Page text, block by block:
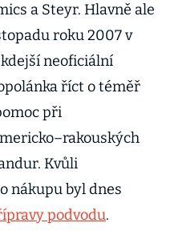
a Steyr. Hlavně ale
roku 2007 v
neoficiální
říct o téměř
při
Kvůli
nákupu byl dnes
podvodu.